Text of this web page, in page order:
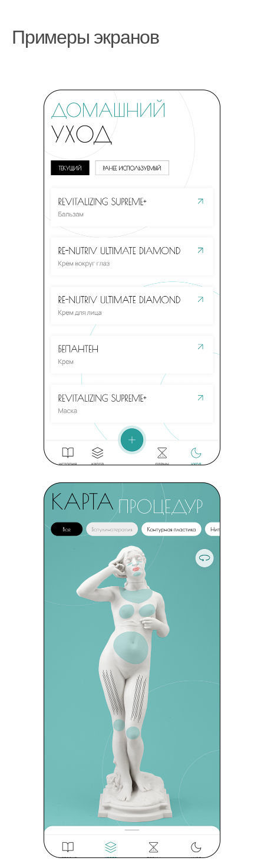
Примеры экранов